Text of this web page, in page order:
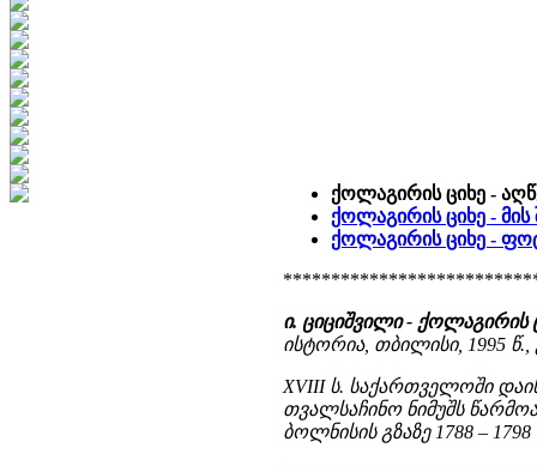
ქოლაგირის ციხე -
ქოლაგირის ციხე - მის
ქოლაგირის ციხე -
ი. ციციშვილი -
ისტორია, თბილისი, 1995 წ.,
XVIII ს. საქართველოში
თვალსაჩინო ნიმუშს
ბოლნისის გზაზე 1788 –